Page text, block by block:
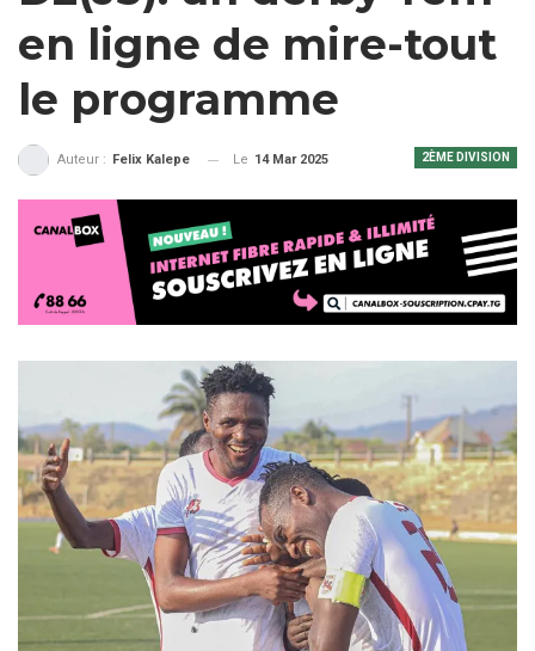
en ligne de mire-tout
le programme
2ÈME DIVISION
Auteur : Felix Kalepe Le 14 Mar 2025